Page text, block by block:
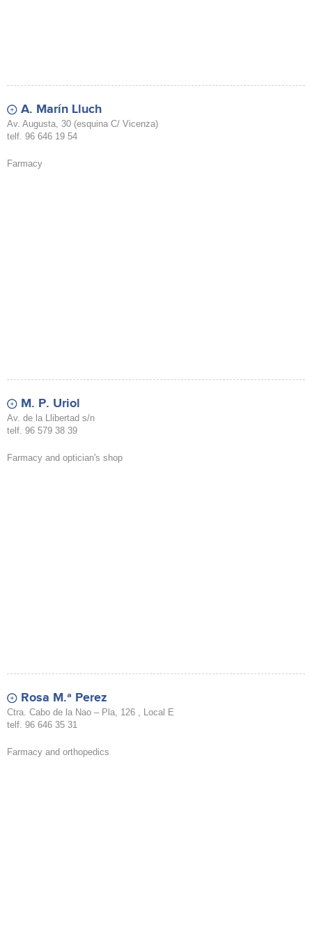
A. Marín Lluch
Av. Augusta, 30 (esquina C/ Vicenza)
telf. 96 646 19 54
Farmacy
M. P. Uriol
Av. de la Llibertad s/n
telf. 96 579 38 39
Farmacy and optician's shop
Rosa M.ª Perez
Ctra. Cabo de la Nao – Pla, 126 , Local E
telf. 96 646 35 31
Farmacy and orthopedics